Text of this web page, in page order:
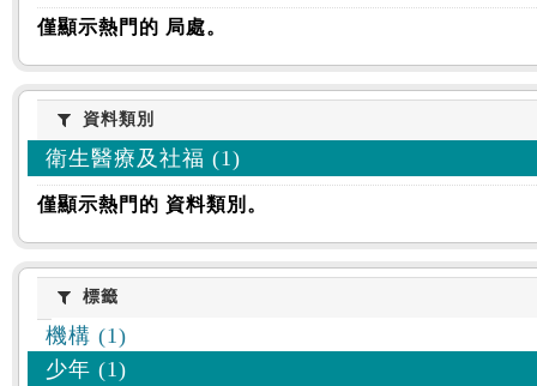
僅顯示熱門的 局處。
資料類別
資料類別
衛生醫療及社福 (1)
僅顯示熱門的 資料類別。
標籤標籤
機構 (1)
少年 (1)